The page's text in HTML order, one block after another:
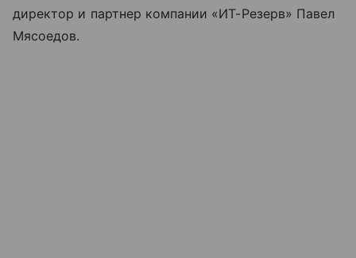
директор и партнер компании «ИТ-Резерв» Павел
Мясоедов.